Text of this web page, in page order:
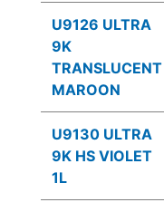
U9126 ULTRA
9K
TRANSLUCENT
MAROON
U9130 ULTRA
9K HS VIOLET
1L